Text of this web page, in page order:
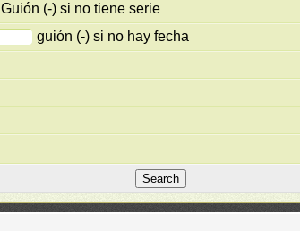
Guión (-) si no tiene serie
guión (-) si no hay fecha